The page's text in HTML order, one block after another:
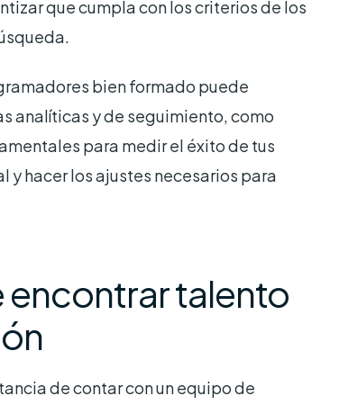
que cumpla con los criterios de los
bien formado puede
analíticas y de seguimiento, como
para medir el éxito de tus
hacer los ajustes necesarios para
talento
de contar con un equipo de